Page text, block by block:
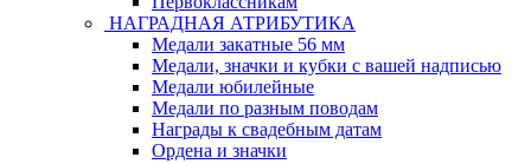
НАГРАДНАЯ АТРИБУТИКА
Медали закатные 56 мм
Медали, значки и кубки с вашей надписью
Медали юбилейные
Медали по разным поводам
Награды к свадебным датам
Ордена и значки